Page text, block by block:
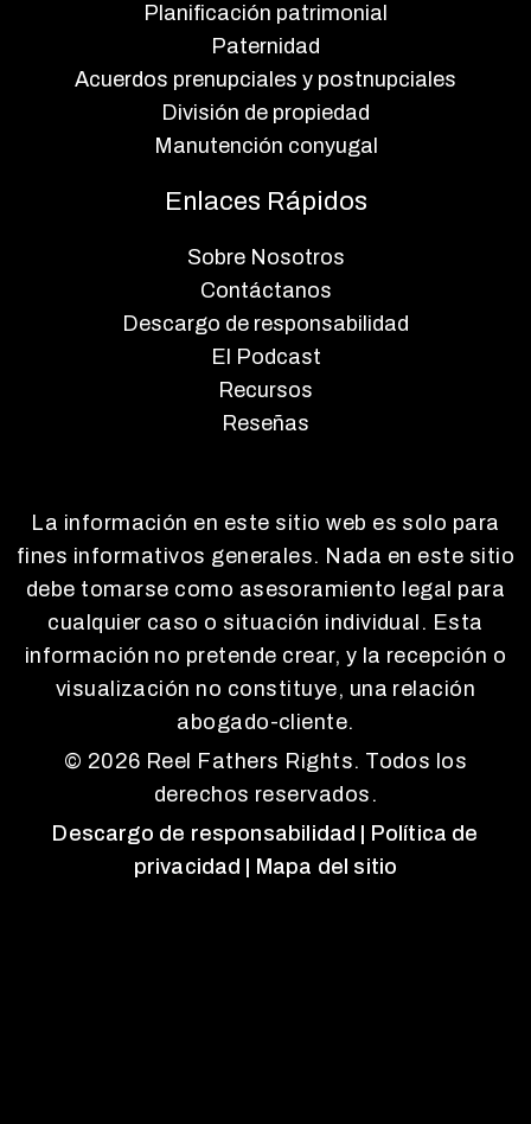
Planificación patrimonial
Paternidad
Acuerdos prenupciales y postnupciales
División de propiedad
Manutención conyugal
Enlaces Rápidos
Sobre Nosotros
Contáctanos
Descargo de responsabilidad
El Podcast
Recursos
Reseñas
La información en este sitio web es solo para
fines informativos generales. Nada en este sitio
debe tomarse como asesoramiento legal para
cualquier caso o situación individual. Esta
información no pretende crear, y la recepción o
visualización no constituye, una relación
abogado-cliente.
© 2026 Reel Fathers Rights. Todos los
derechos reservados.
Descargo de responsabilidad
| Política de
privacidad
| Mapa del sitio